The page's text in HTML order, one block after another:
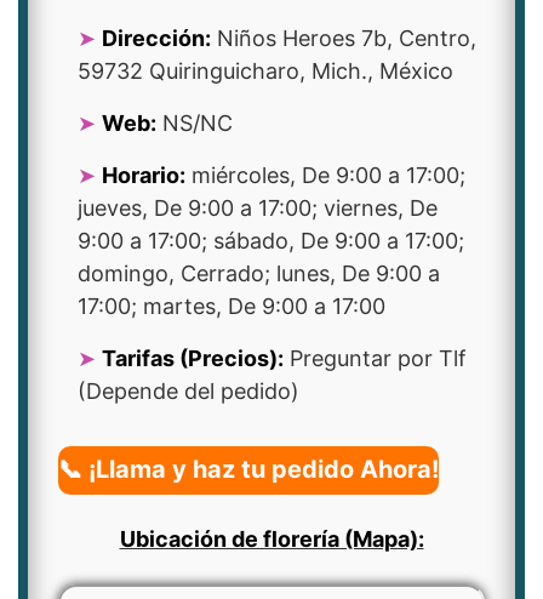
Dirección: Niños Heroes 7b, Centro,
59732 Quiringuicharo, Mich., México
Web: NS/NC
Horario: miércoles, De 9:00 a 17:00;
jueves, De 9:00 a 17:00; viernes, De
9:00 a 17:00; sábado, De 9:00 a 17:00;
domingo, Cerrado; lunes, De 9:00 a
17:00; martes, De 9:00 a 17:00
Tarifas (Precios): Preguntar por Tlf
(Depende del pedido)
📞 ¡Llama y haz tu pedido Ahora!
Ubicación de florería (Mapa):